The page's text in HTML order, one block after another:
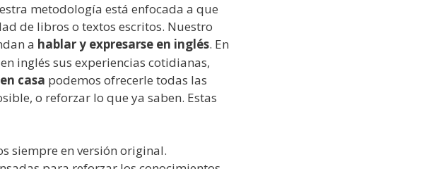
metodología está enfocada a que
de libros o textos escritos. Nuestro
a hablar y expresarse en inglés. En
inglés sus experiencias cotidianas,
en casa podemos ofrecerle todas las
o reforzar lo que ya saben. Estas
siempre en versión original.